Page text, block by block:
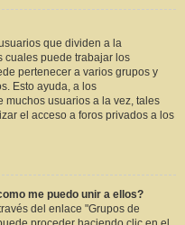
que dividen a la
cuales puede trabajar los
pertenecer a varios grupos y
Esto ayuda, a los
muchos usuarios a la vez, tales
el acceso a foros privados a los
me puedo unir a ellos?
del enlace "Grupos de